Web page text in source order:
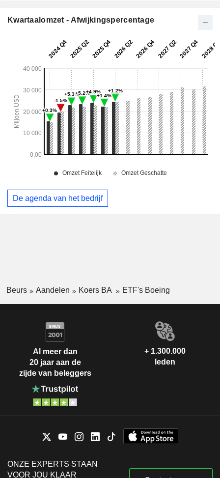
Kwartaalomzet - Afwijkingspercentage
De agenda van het bedrijf
Beurs Aandelen Koers BA ETF's Boeing
Al meer dan
20 jaar aan de
zijde van beleggers
+ 1.300.000
leden
ONZE EXPERTS STAAN
VOOR JOU KLAAR